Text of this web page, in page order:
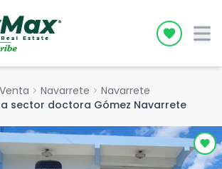
Icon
Venta chevron_right Navarrete chevron_right Navarrete
sector doctora Gómez Navarrete